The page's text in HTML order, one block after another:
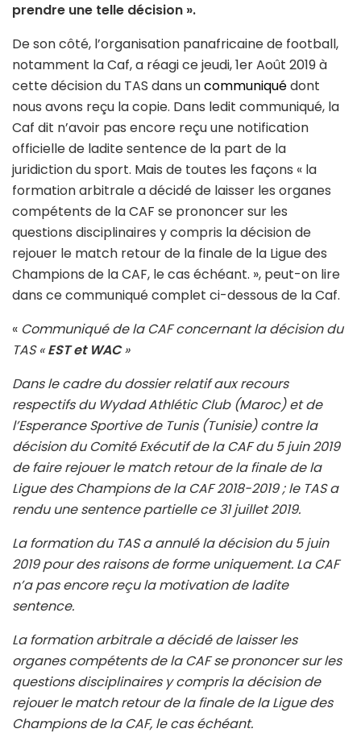
prendre une telle décision ».
De son côté, l’organisation panafricaine de football,
notamment la Caf, a réagi ce jeudi, 1er Août 2019 à
cette décision du TAS dans uncommuniquédont
nous avons reçu la copie. Dans ledit communiqué, la
Caf dit n’avoir pas encore reçu une notification
officielle de ladite sentence de la part de la
juridiction du sport. Mais de toutes les façons « la
formation arbitrale a décidé de laisser les organes
compétents de la CAF se prononcer sur les
questions disciplinaires y compris la décision de
rejouer le match retour de la finale de la Ligue des
Champions de la CAF, le cas échéant. », peut-on lire
dans ce communiqué complet ci-dessous de la Caf.
« Communiqué de la CAF concernant la décision du
TAS «EST et WAC»
Dans le cadre du dossier relatif aux recours
respectifs du Wydad Athlétic Club (Maroc) et de
l’Esperance Sportive de Tunis (Tunisie) contre la
décision du Comité Exécutif de la CAF du 5 juin 2019
de faire rejouer le match retour de la finale de la
Ligue des Champions de la CAF 2018-2019 ; le TAS a
rendu une sentence partielle ce 31 juillet 2019.
La formation du TAS a annulé la décision du 5 juin
2019 pour des raisons de forme uniquement. La CAF
n’a pas encore reçu la motivation de ladite
sentence.
La formation arbitrale a décidé de laisser les
organes compétents de la CAF se prononcer sur les
questions disciplinaires y compris la décision de
rejouer le match retour de la finale de la Ligue des
Champions de la CAF, le cas échéant.